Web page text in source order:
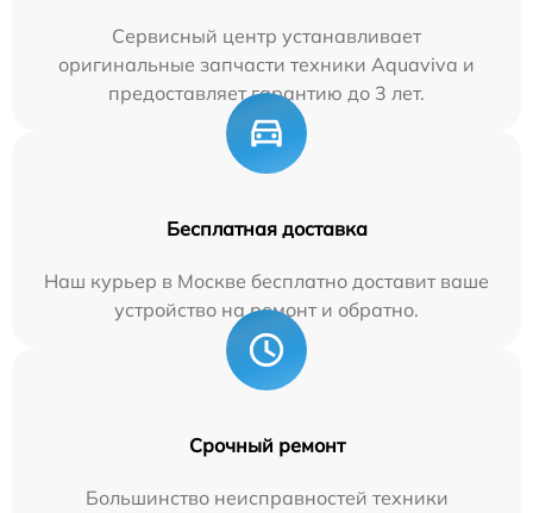
Сервисный центр устанавливает
оригинальные запчасти техники Aquaviva и
предоставляет гарантию до 3 лет.
Бесплатная доставка
Наш курьер в Москве бесплатно доставит ваше
устройство на ремонт и обратно.
Срочный ремонт
Большинство неисправностей техники